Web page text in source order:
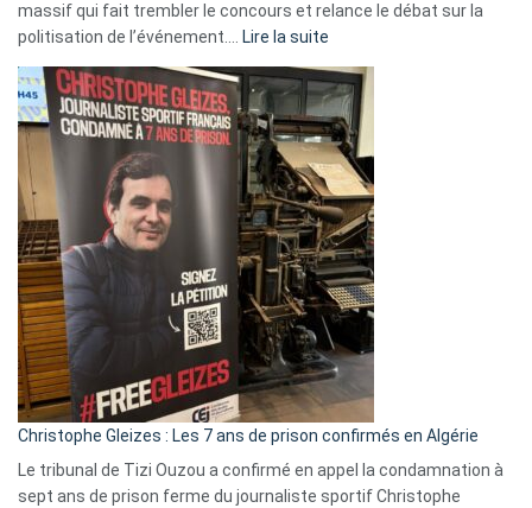
massif qui fait trembler le concours et relance le débat sur la
politisation de l’événement.…
Lire la suite
Eurovision
2026
:
Pays-
Bas,
Espagne,
Irlande
et
Slovénie
rejettent
la
présence
d’Israël
Christophe Gleizes : Les 7 ans de prison confirmés en Algérie
Le tribunal de Tizi Ouzou a confirmé en appel la condamnation à
sept ans de prison ferme du journaliste sportif Christophe